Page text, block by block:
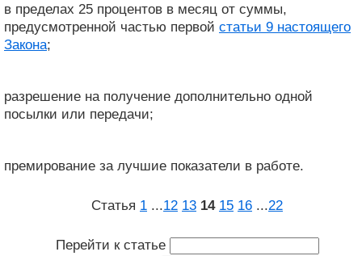
в пределах 25 процентов в месяц от суммы,
предусмотренной частью первой статьи 9 настоящего
Закона;
разрешение на получение дополнительно одной
посылки или передачи;
премирование за лучшие показатели в работе.
Статья 1 ...12 13 14 15 16 ...22
Перейти к статье